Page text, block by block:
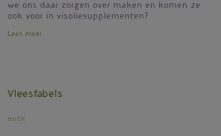
we ons daar zorgen over maken en komen ze
ook voor in visoliesupplementen?
Lees meer
Vleesfabels
Boek